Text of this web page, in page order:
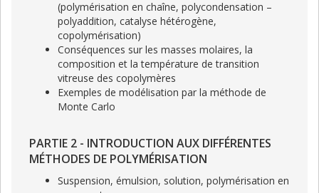
(polymérisation en chaîne, polycondensation –
polyaddition, catalyse hétérogène,
copolymérisation)
Conséquences sur les masses molaires, la
composition et la température de transition
vitreuse des copolymères
Exemples de modélisation par la méthode de
Monte Carlo
PARTIE 2 - INTRODUCTION AUX DIFFÉRENTES
MÉTHODES DE POLYMÉRISATION
Suspension, émulsion, solution, polymérisation en